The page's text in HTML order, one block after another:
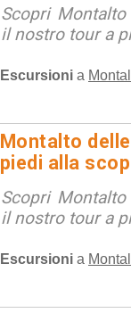
Scopri
il nostro tour a
Escursioni a
Montalto
piedi alla
Scopri
il nostro tour a
Escursioni a